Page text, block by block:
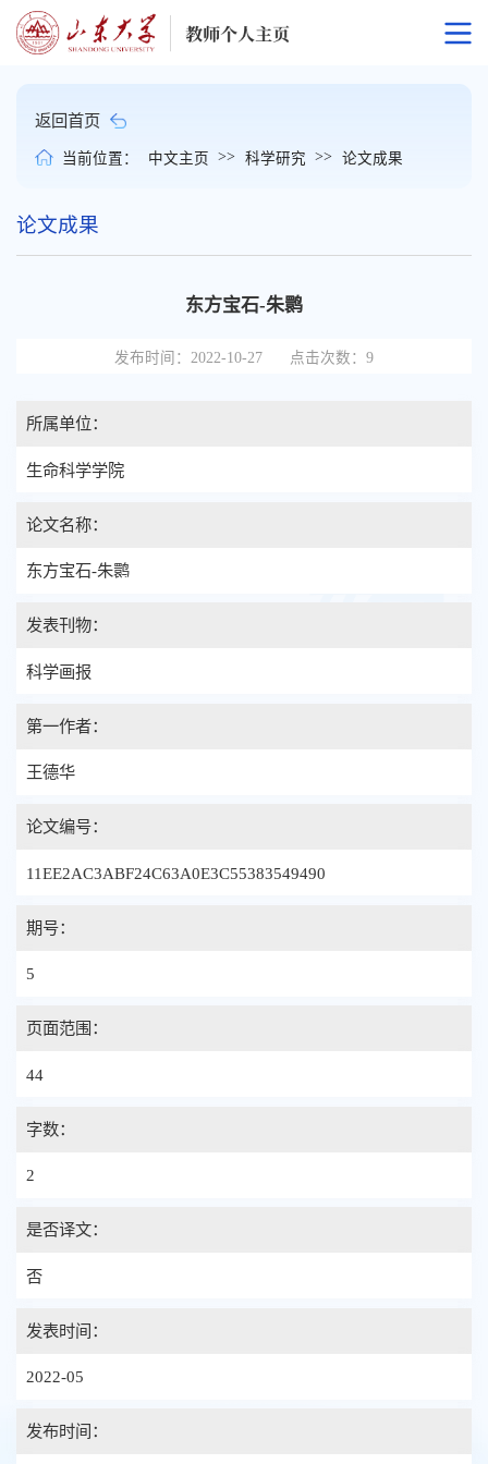
当前位置： 中文主页 >> 科学研究 >> 论文成果
返回首页
论文成果
东方宝石-朱鹮
发布时间：2022-10-27 点击次数：9
所属单位：
生命科学学院
论文名称：
东方宝石-朱鹮
发表刊物：
科学画报
第一作者：
王德华
论文编号：
11EE2AC3ABF24C63A0E3C55383549490
期号：
5
页面范围：
44
字数：
2
是否译文：
否
发表时间：
2022-05
发布时间：